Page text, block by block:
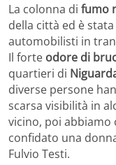
La colonna di fumo
della città ed è
automobilisti in
Il forte odore di
quartieri di
diverse persone
scarsa visibilità in
vicino, poi abbiamo
confidato una
Fulvio Testi.